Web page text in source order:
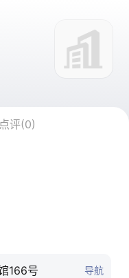
点评(0)
166号 导航